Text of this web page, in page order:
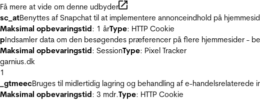
Få mere at vide om denne udbyder
sc_atBenyttes af Snapchat til at implementere annonceindhold på
Maksimal opbevaringstid: 1 årType: HTTP Cookie
pIndsamler data om den besøgendes præferencer på flere hjemmesider -
Maksimal opbevaringstid: SessionType: Pixel Tracker
garnius.dk
1
_gtmeecBruges til midlertidig lagring og behandling af e-
Maksimal opbevaringstid: 3 mdr.Type: HTTP Cookie